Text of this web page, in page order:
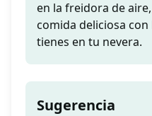
en la freidora de
comida deliciosa
tienes en tu nevera.
Sugerencia